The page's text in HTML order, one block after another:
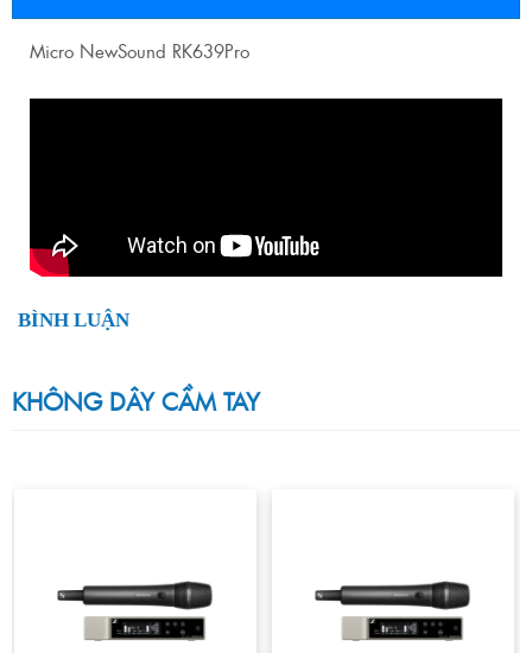
Micro NewSound RK639Pro
BÌNH LUẬN
KHÔNG DÂY CẦM TAY